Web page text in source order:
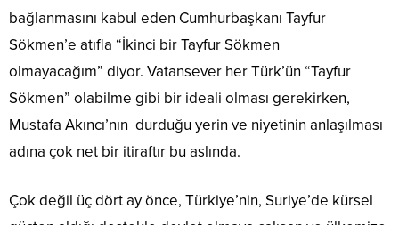
bağlanmasını kabul eden Cumhurbaşkanı Tayfur
Sökmen’e atıfla “İkinci bir Tayfur Sökmen
olmayacağım” diyor. Vatansever her Türk’ün “Tayfur
Sökmen” olabilme gibi bir ideali olması gerekirken,
Mustafa Akıncı’nın durduğu yerin ve niyetinin anlaşılması
adına çok net bir itiraftır bu aslında.
Çok değil üç dört ay önce, Türkiye’nin, Suriye’de kürsel